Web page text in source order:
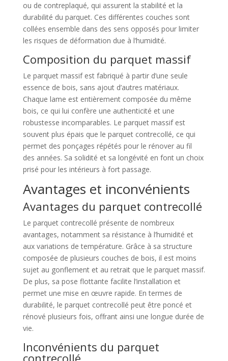
ou de contreplaqué, qui assurent la stabilité et la
durabilité du parquet. Ces différentes couches sont
collées ensemble dans des sens opposés pour limiter
les risques de déformation due à l’humidité.
Composition du parquet massif
Le parquet massif est fabriqué à partir d’une seule
essence de bois, sans ajout d’autres matériaux.
Chaque lame est entièrement composée du même
bois, ce qui lui confère une authenticité et une
robustesse incomparables. Le parquet massif est
souvent plus épais que le parquet contrecollé, ce qui
permet des ponçages répétés pour le rénover au fil
des années. Sa solidité et sa longévité en font un choix
prisé pour les intérieurs à fort passage.
Avantages et inconvénients
Avantages du parquet contrecollé
Le parquet contrecollé présente de nombreux
avantages, notamment sa résistance à l’humidité et
aux variations de température. Grâce à sa structure
composée de plusieurs couches de bois, il est moins
sujet au gonflement et au retrait que le parquet massif.
De plus, sa pose flottante facilite l’installation et
permet une mise en œuvre rapide. En termes de
durabilité, le parquet contrecollé peut être poncé et
rénové plusieurs fois, offrant ainsi une longue durée de
vie.
Inconvénients du parquet